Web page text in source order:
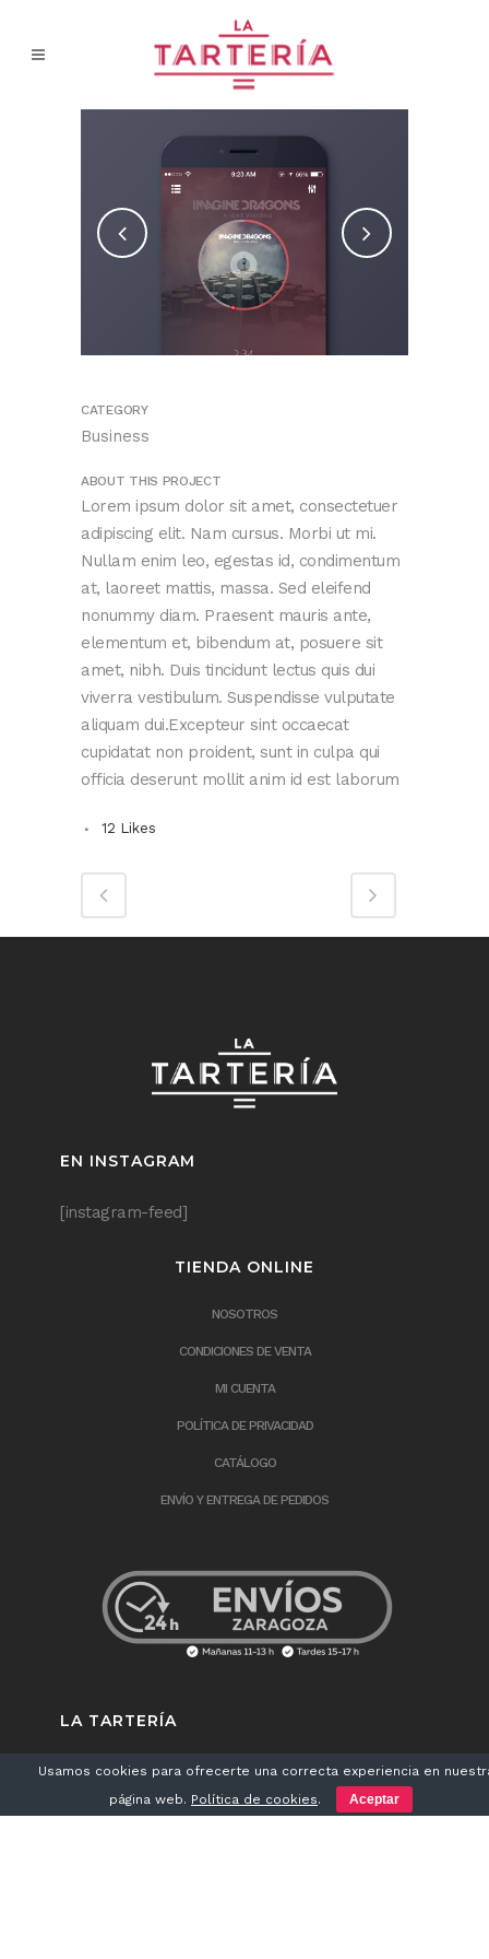
CATEGORY
Business
ABOUT THIS PROJECT
Lorem ipsum dolor sit amet, consectetuer
adipiscing elit. Nam cursus. Morbi ut mi.
Nullam enim leo, egestas id, condimentum
at, laoreet mattis, massa. Sed eleifend
nonummy diam. Praesent mauris ante,
elementum et, bibendum at, posuere sit
amet, nibh. Duis tincidunt lectus quis dui
viverra vestibulum. Suspendisse vulputate
aliquam dui.Excepteur sint occaecat
cupidatat non proident, sunt in culpa qui
officia deserunt mollit anim id est laborum
12 Likes
EN INSTAGRAM
[instagram-feed]
TIENDA ONLINE
NOSOTROS
CONDICIONES DE VENTA
MI CUENTA
POLÍTICA DE PRIVACIDAD
CATÁLOGO
ENVÍO Y ENTREGA DE PEDIDOS
LA TARTERÍA
PEDRO MARÍA RIC, 11. 50008 ZARAGOZA
976 08 86 26
Usamos cookies para ofrecerte una correcta experiencia en
página web. Política de cookies. Aceptar